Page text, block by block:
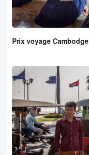
Prix voyage Cambodge